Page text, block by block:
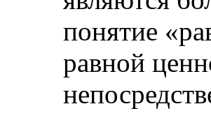
понятие
равной